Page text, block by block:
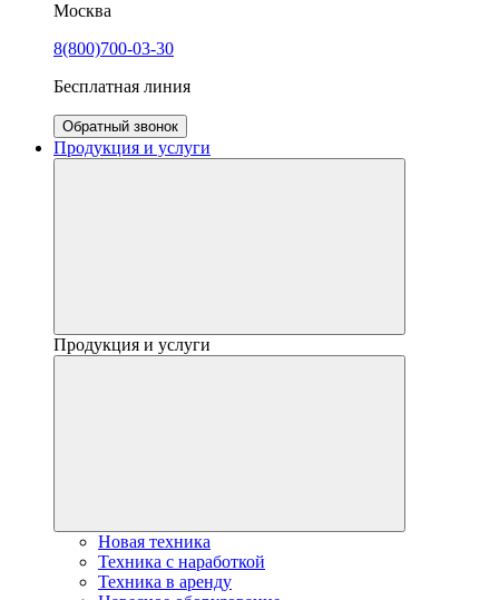
Москва
8(800)700-03-30
Бесплатная линия
Обратный звонок
Продукция и услуги
Продукция и услуги
Новая техника
Техника с наработкой
Техника в аренду